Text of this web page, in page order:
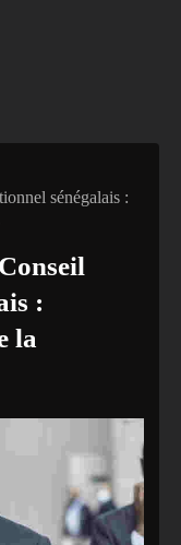
sénégalais :
:
la